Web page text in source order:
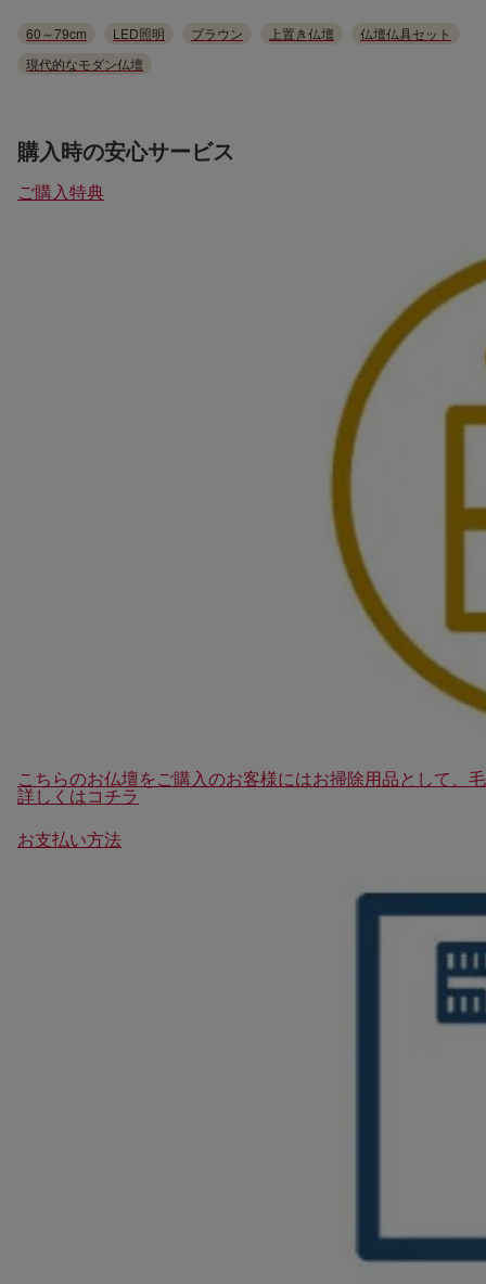
60～79cm LED照明 ブラウン 上置き仏壇
仏壇仏具セット
現代的なモダン仏壇
購入時の安心サービス
ご購入特典
こちらのお仏壇をご購入のお客様にはお掃除用品として、
詳しくはコチラ
お支払い方法